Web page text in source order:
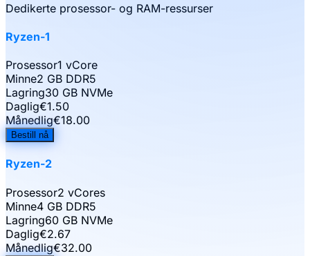
Dedikerte prosessor- og RAM-ressurser
Ryzen-1
Prosessor1 vCore
Minne2 GB DDR5
Lagring30 GB NVMe
Daglig€1.50
Månedlig€18.00
Bestill nå
Ryzen-2
Prosessor2 vCores
Minne4 GB DDR5
Lagring60 GB NVMe
Daglig€2.67
Månedlig€32.00